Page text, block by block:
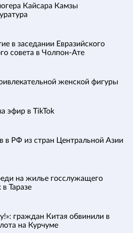
Кайсара Камзы
в заседании Евразийского
совета в Чолпон-Ате
женской фигуры
эфир в TikTok
в РФ из стран Центральной Азии
на жилье госслужащего
Таразе
граждан Китая обвинили в
на Курчуме